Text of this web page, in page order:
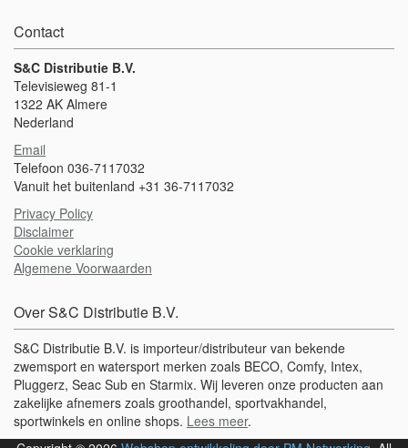
Contact
S&C Distributie B.V.
Televisieweg 81-1
1322 AK Almere
Nederland
Email
Telefoon 036-7117032
Vanuit het buitenland +31 36-7117032
Privacy Policy
Disclaimer
Cookie verklaring
Algemene Voorwaarden
Over S&C Distributie B.V.
S&C Distributie B.V. is importeur/distributeur van bekende
zwemsport en watersport merken zoals BECO, Comfy, Intex,
Pluggerz, Seac Sub en Starmix. Wij leveren onze producten aan
zakelijke afnemers zoals groothandel, sportvakhandel,
sportwinkels en online shops. Lees meer.